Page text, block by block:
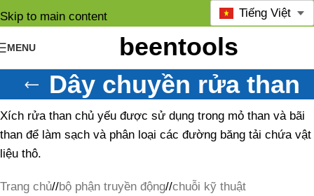
Skip to main content
MENU
Tiếng Việt
Dây chuyền rửa than
Xích rửa than chủ yếu được sử dụng trong mỏ than và bãi
than để làm sạch và phân loại các đường băng tải chứa vật
liệu thô.
Trang chủ/ bộ phận truyền động/ chuỗi kỹ thuật